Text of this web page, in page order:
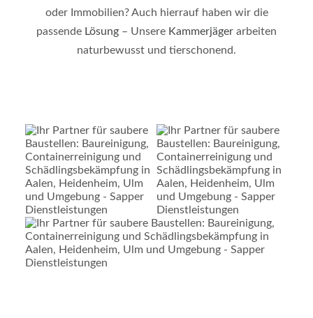
oder Immobilien? Auch hierrauf haben wir die
passende Lösung – Unsere Kammerjäger arbeiten
naturbewusst und tierschonend.